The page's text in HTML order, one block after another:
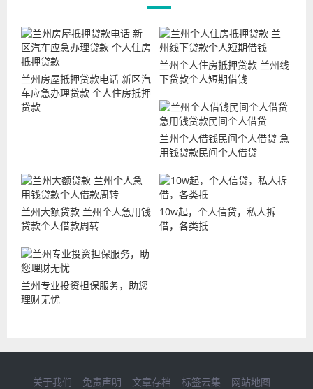
兰州房屋抵押贷款电话 新区汽
车应急办理贷款 个人住房抵押
贷款
兰州个人住房抵押贷款 兰州线
下贷款个人短期借钱
兰州个人借钱民间个人借贷 急
用钱贷款民间个人借贷
兰州大额贷款 兰州个人急用钱
贷款个人借款周转
10w起，个人信贷，私人拆
借，各类抵
兰州专业投资担保服务，助您
理财无忧
关于我们 免责声明 文章存档 标签云集 网站地图